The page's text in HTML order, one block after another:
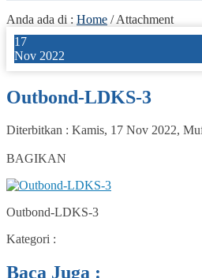
Anda ada di : Home / Attachment
17
Nov 2022
Outbond-LDKS-3
Diterbitkan : Kamis, 17 Nov 2022,
BAGIKAN
Outbond-LDKS-3
Kategori :
Baca Juga :